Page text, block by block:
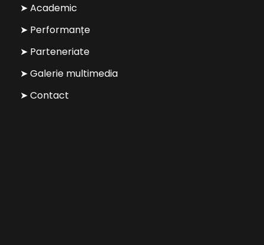
➤ Academic
➤ Performanțe
➤ Parteneriate
➤ Galerie multimedia
➤ Contact